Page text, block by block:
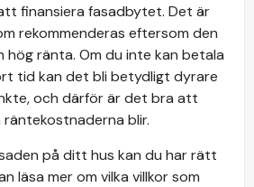
finansiera fasadbytet. Det är
rekommenderas eftersom den
hög ränta. Om du inte kan betala
tid kan det bli betydligt dyrare
och därför är det bra att
blir.
på ditt hus kan du har rätt
läsa mer om vilka villkor som